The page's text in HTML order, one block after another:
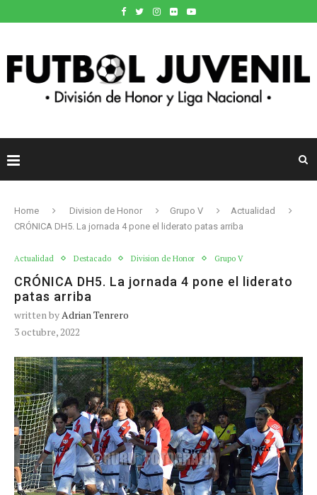
Home Division de Honor Grupo V
Actualidad
CRÓNICA DH5. La jornada 4 pone el liderato patas arriba
Actualidad Destacado Division de Honor Grupo V
CRÓNICA DH5. La jornada 4 pone el liderato
patas arriba
written byAdrian Tenrero
3 octubre, 2022